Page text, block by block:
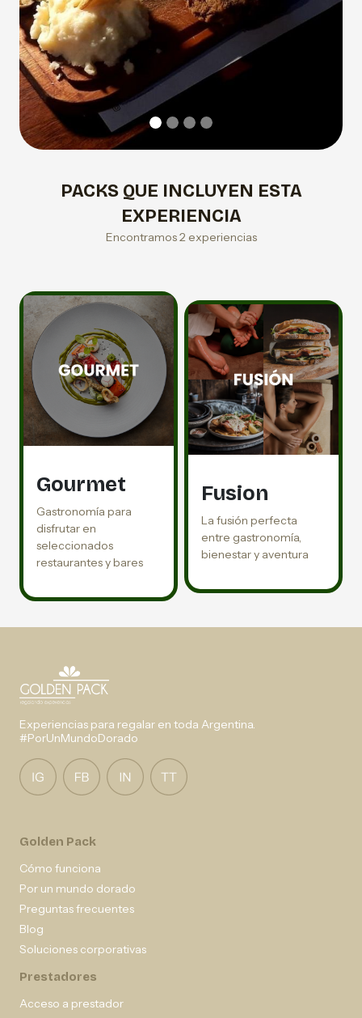
PACKS QUE INCLUYEN ESTA
EXPERIENCIA
Encontramos 2 experiencias
Gourmet
Gastronomía para
disfrutar en
seleccionados
restaurantes y bares
Fusion
La fusión perfecta
entre gastronomía,
bienestar y aventura
Experiencias para regalar en toda Argentina.
#PorUnMundoDorado
Golden Pack
Cómo funciona
Por un mundo dorado
Preguntas frecuentes
Blog
Soluciones corporativas
Prestadores
Acceso a prestador